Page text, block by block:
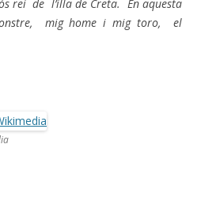
rei de l’illa de Creta. En aquesta
mig home i mig toro, el